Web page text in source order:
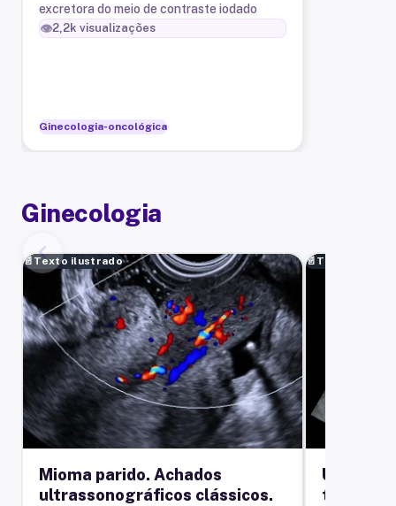
excretora do meio de contraste iodado
👁️2,2k visualizações
Ginecologia-oncológica
Ginecologia
📄 Texto ilustrado
Mioma parido. Achados
ultrassonográficos clássicos.
📄 Texto
tubo